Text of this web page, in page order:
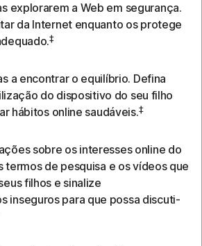
explorarem a Web em segurança.
da Internet enquanto os protege
‡
a encontrar o equilíbrio. Defina
do dispositivo do seu filho
hábitos online saudáveis.‡
sobre os interesses online do
termos de pesquisa e os vídeos que
filhos e sinalize
inseguros para que possa discuti-